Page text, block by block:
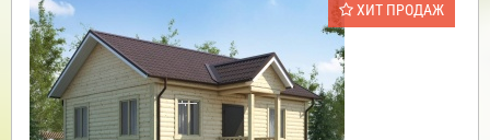
ХИТ ПРОДАЖ